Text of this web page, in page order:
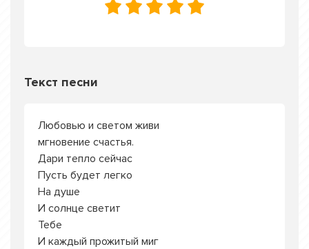
Текст песни
Любовью и светом живи
мгновение счастья.
Дари тепло сейчас
Пусть будет легко
На душе
И солнце светит
Тебе
И каждый прожитый миг